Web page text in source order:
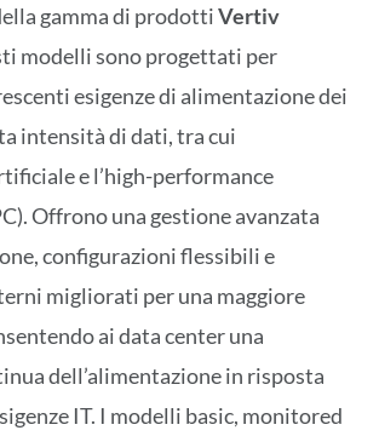
gamma di prodottiVertiv
modelli sono progettati per
esigenze di alimentazione dei
intensità di dati, tra cui
e l’high-performance
Offrono una gestione avanzata
configurazioni flessibili e
migliorati per una maggiore
ai data center una
dell’alimentazione in risposta
IT. I modelli basic, monitored